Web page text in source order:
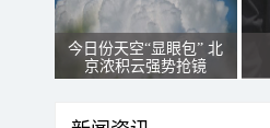
今日份天空“显眼包” 北
京浓积云强势抢镜